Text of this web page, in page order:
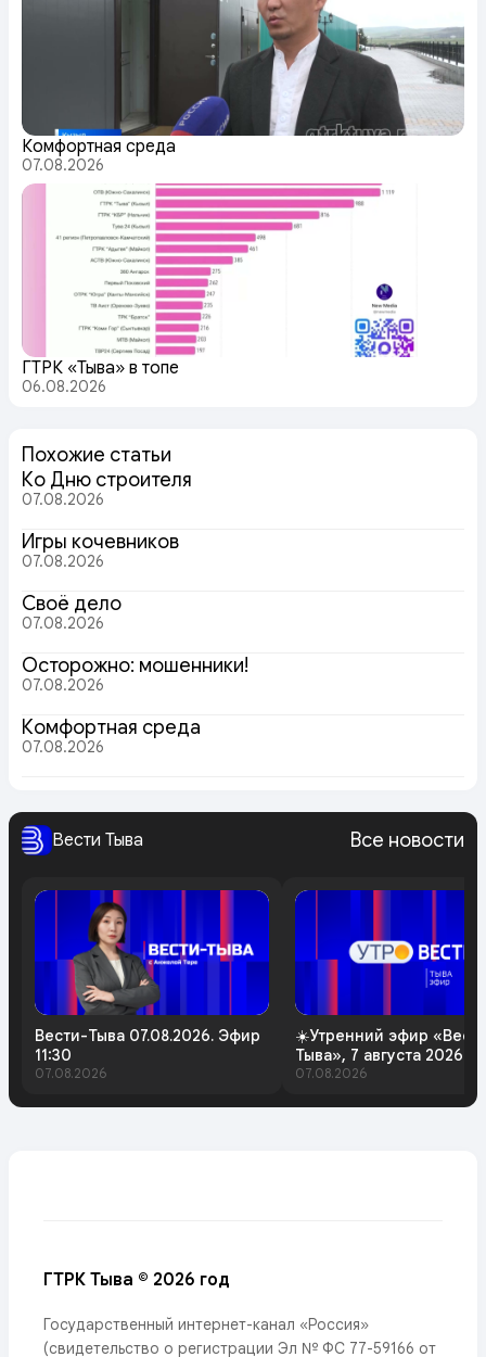
Комфортная среда
07.08.2026
ГТРК «Тыва» в топе
06.08.2026
Похожие статьи
Ко Дню строителя
07.08.2026
Игры кочевников
07.08.2026
Своё дело
07.08.2026
Осторожно: мошенники!
07.08.2026
Комфортная среда
07.08.2026
Вести Тыва Все новости
Вести-Тыва 07.08.2026. Эфир
11:30
07.08.2026
☀️Утренний эфир
Тыва», 7 августа 2026
07.08.2026
ГТРК Тыва © 2026 год
Государственный интернет-канал «Россия»
(свидетельство о регистрации Эл № ФС 77-59166 от